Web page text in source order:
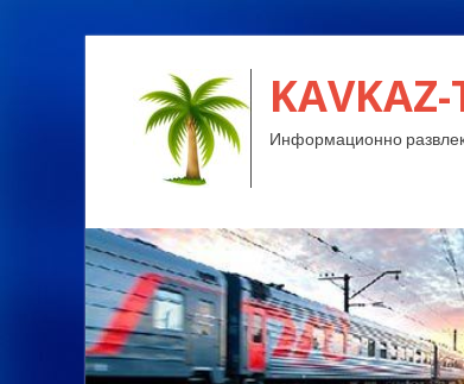
KAVKAZ-
Информационно